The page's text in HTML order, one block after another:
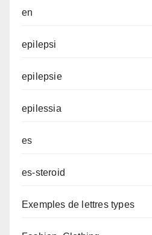
en
epilepsi
epilepsie
epilessia
es
es-steroid
Exemples de lettres types